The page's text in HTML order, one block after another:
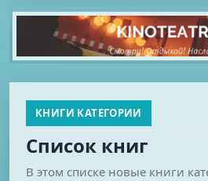
КНИГИ КАТЕГОРИИ
Список книг
В этом списке новые книги